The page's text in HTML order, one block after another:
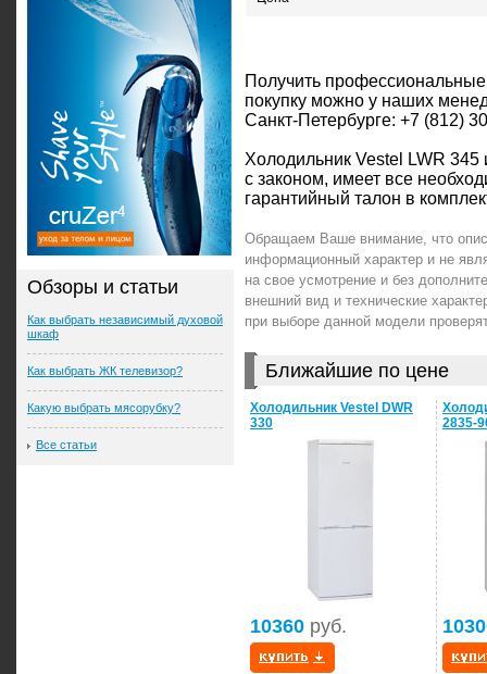
Получить
покупку можно у наших
Санкт-Петербурге: +7 (812)
Холодильник Vestel LWR 345
с законом, имеет все
гарантийный талон в
Обращаем Ваше внимание, что
информационный характер и не
на свое усмотрение и без
внешний вид и технические
при выборе данной модели
Ближайшие по цене
Холодильник Vestel DWR
330
10360 руб.
2835-
Обзоры и статьи
Как выбрать независимый духовой
шкаф
Как выбрать ЖК телевизор?
Какую выбрать мясорубку?
Все статьи